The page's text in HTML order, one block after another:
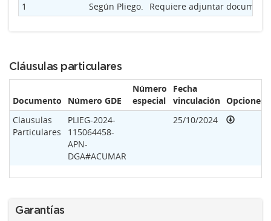
1
Según Pliego. Requiere adjuntar
Cláusulas particulares
Documento Número GDE
Número
especial
Fecha
vinculación Opciones
Clausulas
Particulares
PLIEG-2024-
115064458-
APN-
DGA#ACUMAR
25/10/2024
Garantías